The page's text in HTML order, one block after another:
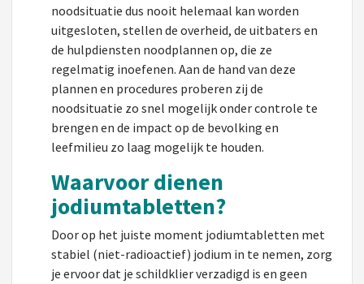
noodsituatie dus nooit helemaal kan worden
uitgesloten, stellen de overheid, de uitbaters en
de hulpdiensten noodplannen op, die ze
regelmatig inoefenen. Aan de hand van deze
plannen en procedures proberen zij de
noodsituatie zo snel mogelijk onder controle te
brengen en de impact op de bevolking en
leefmilieu zo laag mogelijk te houden.
Waarvoor dienen
jodiumtabletten?
Door op het juiste moment jodiumtabletten met
stabiel (niet-radioactief) jodium in te nemen, zorg
je ervoor dat je schildklier verzadigd is en geen